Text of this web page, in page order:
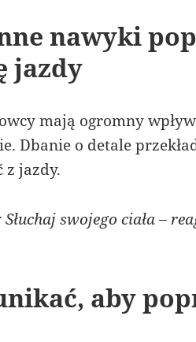
nawyki
jazdy
mają ogromny
Dbanie o detale
z jazdy.
swojego ciała –
aby